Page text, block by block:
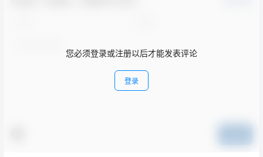
您必须登录或注册以后才能发表评论
登录